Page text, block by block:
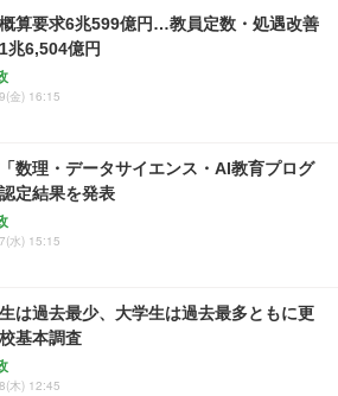
算要求6兆599億円…教員定数・処遇改善
兆6,504億円
金) 16:15
数理・データサイエンス・AI教育プログ
定結果を発表
水) 15:15
は過去最少、大学生は過去最多ともに更
基本調査
木) 12:45